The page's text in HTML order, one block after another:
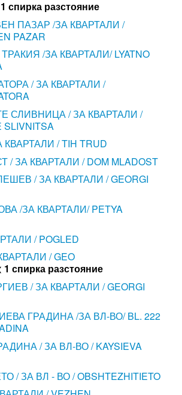
спирка разстояние
ПАЗАР /ЗА КВАРТАЛИ /
PAZAR
/ЗА КВАРТАЛИ/ LYATNO
/ ЗА КВАРТАЛИ /
СЛИВНИЦА / ЗА КВАРТАЛИ /
SLIVNITSA
/ TIH TRUD
ЗА КВАРТАЛИ / DOM MLADOST
/ ЗА КВАРТАЛИ / GEORGI
/ЗА КВАРТАЛИ/ PETYA
/ POGLED
/ GEO
1 спирка разстояние
/ ЗА КВАРТАЛИ / GEORGI
ГРАДИНА /ЗА ВЛ-ВО/ BL. 222
/ ЗА ВЛ-ВО / KAYSIEVA
/ ЗА ВЛ - ВО / OBSHTEZHITIETO